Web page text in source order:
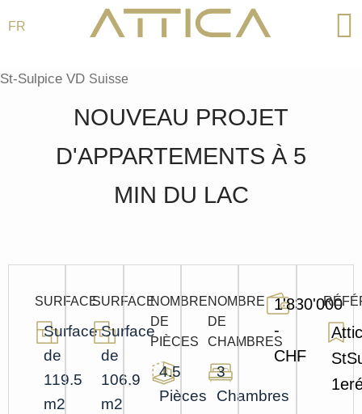
contenu
FR
St-Sulpice VD Suisse
NOUVEAU PROJET
D'APPARTEMENTS À 5
MIN DU LAC
SURFACE
Surface
de
119.5
m2
SURFACE
Surface
de
106.9
m2
NOMBRE
DE
PIÈCES
4.5
Pièces
NOMBRE
DE
CHAMBRES
3
Chambres
1'830'000
-
CHF